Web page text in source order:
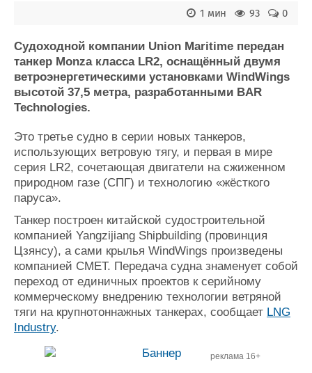
Компании
Репутация
Работа
Крюинг
Реклама
Доска объявлений
Оборудование
Изделия
Материалы
Услуги
Конференции
Выставки и семинары
Словарь
Флот
Отзывы
Все службы
0
93
1 мин
Судоходной компании Union Maritime передан
танкер Monza класса LR2, оснащённый двумя
ветроэнергетическими установками WindWings
высотой 37,5 метра, разработанными BAR
Technologies.
Это третье судно в серии новых танкеров,
использующих ветровую тягу, и первая в мире
серия LR2, сочетающая двигатели на сжиженном
природном газе (СПГ) и технологию «жёсткого
паруса».
Танкер построен китайской судостроительной
компанией Yangzijiang Shipbuilding (провинция
Цзянсу), а сами крылья WindWings произведены
компанией CMET. Передача судна знаменует собой
переход от единичных проектов к серийному
коммерческому внедрению технологии ветряной
тяги на крупнотоннажных танкерах, сообщает LNG
Industry.
реклама 16+